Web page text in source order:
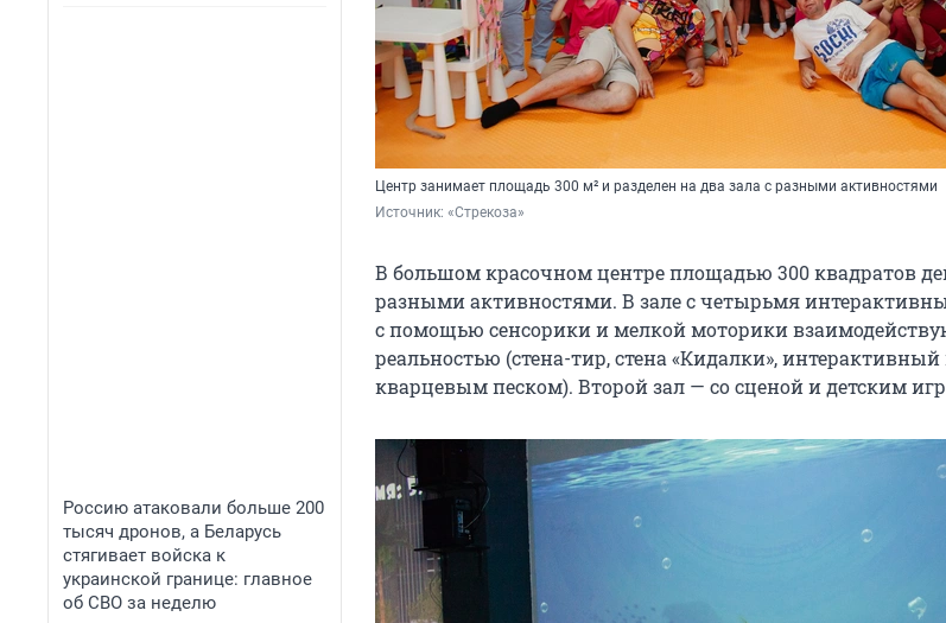
Россию атаковали больше 200
тысяч дронов, а Беларусь
стягивает войска к
украинской границе: главное
об СВО за неделю
Центр занимает площадь 300 м² и разделен на два зала с разными активностями
Источник: «Стрекоза»
В большом красочном центре площадью 300 квадратов
разными активностями. В зале с четырьмя
с помощью сенсорики и мелкой моторики
реальностью (стена-тир, стена «Кидалки»,
кварцевым песком). Второй зал — со сценой и детским